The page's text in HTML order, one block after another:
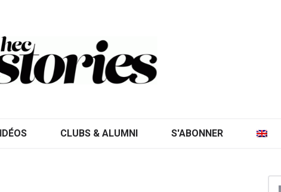
CLUBS & ALUMNI S'ABONNER